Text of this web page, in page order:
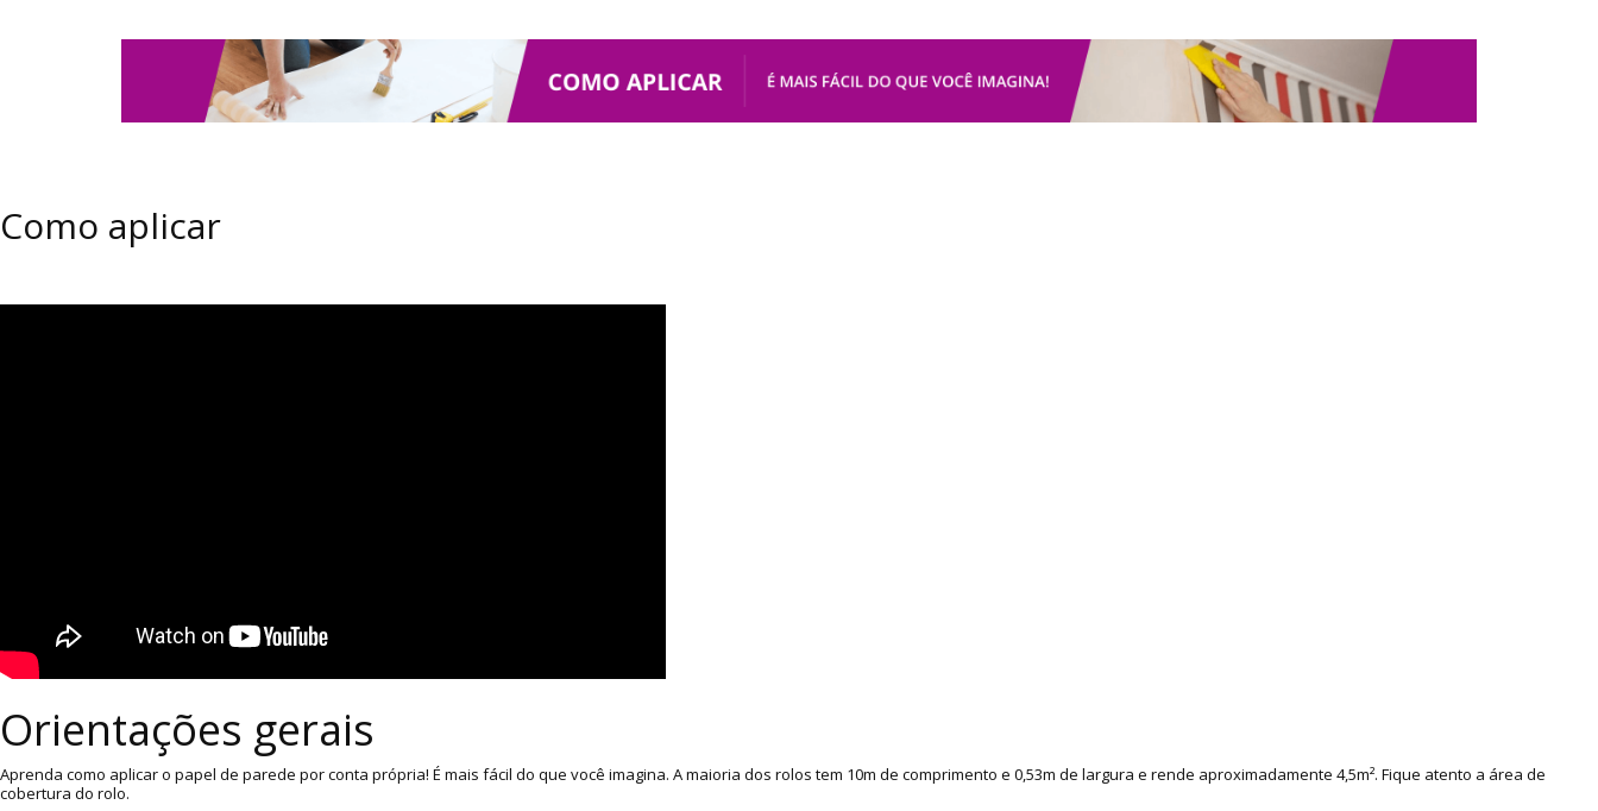
Como aplicar
Orientações gerais
Aprenda como aplicar o papel de parede por conta própria! É mais fácil do que você imagina. A maioria dos rolos tem 10m de comprimento e 0,53m de largura e rende aproximadamente 4,5m². Fique atento a área de
cobertura do rolo.